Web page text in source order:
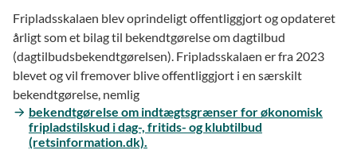
Fripladsskalaen blev oprindeligt offentliggjort og opdateret
årligt som et bilag til bekendtgørelse om dagtilbud
(dagtilbudsbekendtgørelsen). Fripladsskalaen er fra 2023
blevet og vil fremover blive offentliggjort i en særskilt
bekendtgørelse, nemlig
bekendtgørelse om indtægtsgrænser for økonomisk
fripladstilskud i dag-, fritids- og klubtilbud
(retsinformation.dk).